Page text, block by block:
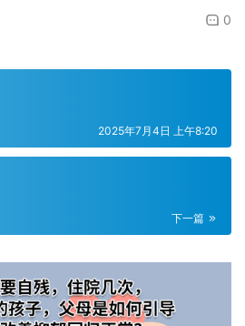
0
2025年7月4日 上午8:20
下一篇